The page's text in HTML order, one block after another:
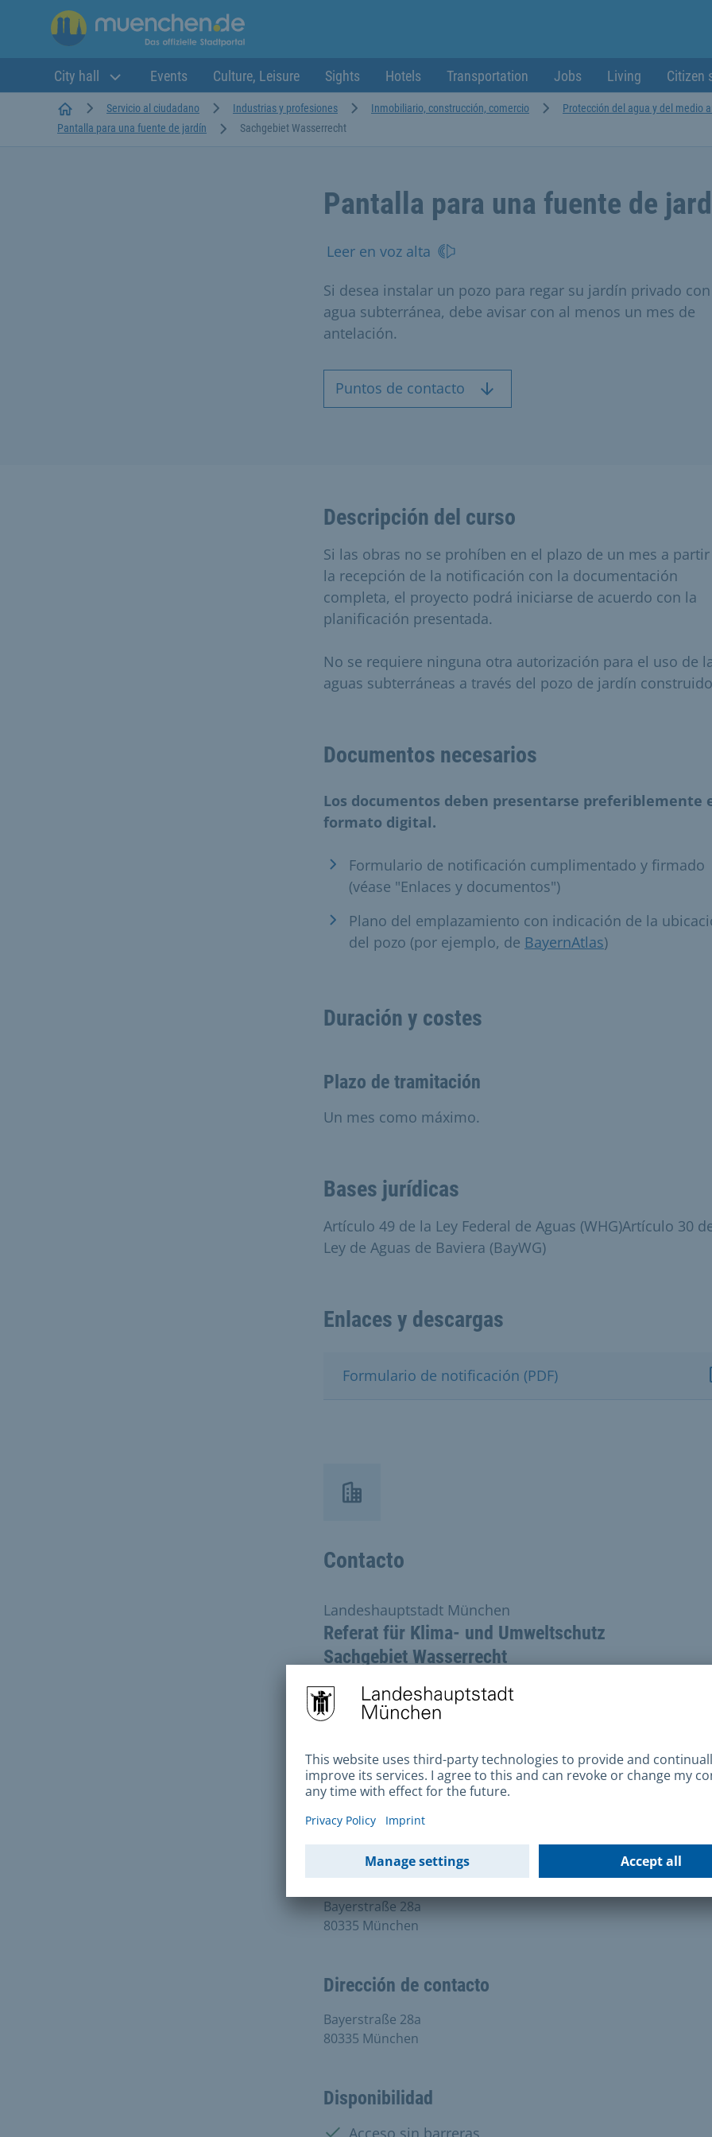
City hall Events Culture, Leisure Sights Hotels Transportation Jobs Living Citizen
StartseiteServicio al ciudadano Industrias y profesiones Inmobiliario, construcción, comercio
Protección del agua y del medio
Pantalla para una fuente de jardín
Sachgebiet Wasserrecht
Pantalla para una fuente de
Leer en voz alta
Si desea instalar un pozo para regar su jardín privado con
agua subterránea, debe avisar con al menos un mes de
antelación.
Puntos de contacto
Descripción del curso
Si las obras no se prohíben en el plazo de un mes a
la recepción de la notificación con la documentación
completa, el proyecto podrá iniciarse de acuerdo con la
planificación presentada.
No se requiere ninguna otra autorización para el uso de
aguas subterráneas a través del pozo de jardín
Documentos necesarios
Los documentos deben presentarse preferiblemente
formato digital.
Formulario de notificación cumplimentado y firmado
(véase "Enlaces y documentos")
Plano del emplazamiento con indicación de la
del pozo (por ejemplo, de BayernAtlas)
Duración y costes
Plazo de tramitación
Un mes como máximo.
Bases jurídicas
Artículo 49 de la Ley Federal de Aguas (WHG)Artículo 30
Ley de Aguas de Baviera (BayWG)
Enlaces y descargas
Formulario de notificación (PDF)
Contacto
Referat für Klima- und Umweltschutz
Sachgebiet Wasserrecht
Landeshauptstadt München
Dirección de Internet
Enviar un correo electrónico
Dirección postal
Landeshauptstadt München
Referat für Klima- und Umweltschutz
Bayerstraße 28a
80335 München
Dirección de contacto
Bayerstraße 28a
80335 München
Disponibilidad
Disponible:
Acceso sin barreras